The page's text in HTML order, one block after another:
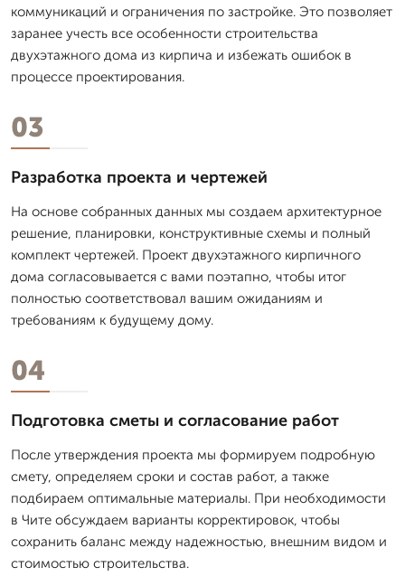
коммуникаций и ограничения по застройке. Это позволяет
заранее учесть все особенности строительства
двухэтажного дома из кирпича и избежать ошибок в
процессе проектирования.
03
Разработка проекта и чертежей
На основе собранных данных мы создаем архитектурное
решение, планировки, конструктивные схемы и полный
комплект чертежей. Проект двухэтажного кирпичного
дома согласовывается с вами поэтапно, чтобы итог
полностью соответствовал вашим ожиданиям и
требованиям к будущему дому.
04
Подготовка сметы и согласование работ
После утверждения проекта мы формируем подробную
смету, определяем сроки и состав работ, а также
подбираем оптимальные материалы. При необходимости
в Чите обсуждаем варианты корректировок, чтобы
сохранить баланс между надежностью, внешним видом и
стоимостью строительства.